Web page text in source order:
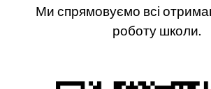
Ми спрямовуємо всі
роботу школи.